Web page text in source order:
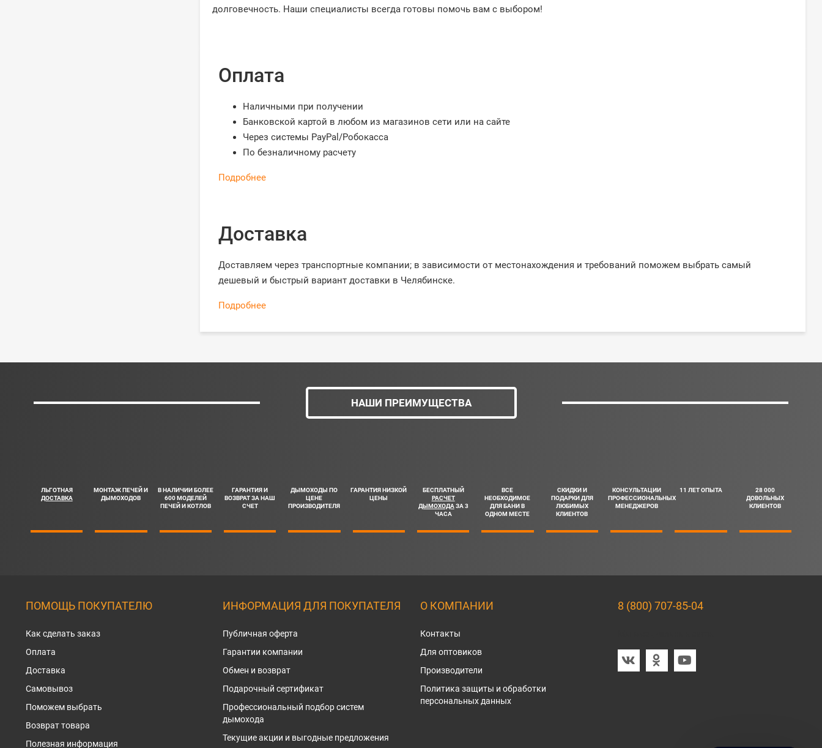
долговечность. Наши специалисты всегда готовы помочь вам с выбором!
Оплата
Наличными при получении
Банковской картой в любом из магазинов сети или на сайте
Через системы PayPal/Робокасса
По безналичному расчету
Подробнее
Доставка
Доставляем через транспортные компании; в зависимости от местонахождения и требований поможем выбрать самый
дешевый и быстрый вариант доставки в Челябинске.
Подробнее
НАШИ ПРЕИМУЩЕСТВА
ЛЬГОТНАЯ
ДОСТАВКА
МОНТАЖ ПЕЧЕЙ И
ДЫМОХОДОВ
В НАЛИЧИИ БОЛЕЕ
600 МОДЕЛЕЙ
ПЕЧЕЙ И КОТЛОВ
ГАРАНТИЯ И
ВОЗВРАТ ЗА НАШ
СЧЕТ
ДЫМОХОДЫ ПО
ЦЕНЕ
ПРОИЗВОДИТЕЛЯ
ГАРАНТИЯ НИЗКОЙ
ЦЕНЫ
БЕСПЛАТНЫЙ
РАСЧЕТ
ДЫМОХОДА ЗА 3
ЧАСА
ВСЕ
НЕОБХОДИМОЕ
ДЛЯ БАНИ В
ОДНОМ МЕСТЕ
СКИДКИ И
ПОДАРКИ ДЛЯ
ЛЮБИМЫХ
КЛИЕНТОВ
КОНСУЛЬТАЦИИ
ПРОФЕССИОНАЛЬНЫХ
МЕНЕДЖЕРОВ
11 ЛЕТ ОПЫТА
28 000
ДОВОЛЬНЫХ
КЛИЕНТОВ
ПОМОЩЬ ПОКУПАТЕЛЮ
Как сделать заказ
Оплата
Доставка
Самовывоз
Поможем выбрать
Возврат товара
Полезная информация
ИНФОРМАЦИЯ ДЛЯ ПОКУПАТЕЛЯ
Публичная оферта
Гарантии компании
Обмен и возврат
Подарочный сертификат
Профессиональный подбор систем
дымохода
Текущие акции и выгодные предложения
О КОМПАНИИ
Контакты
Для оптовиков
Производители
Политика защиты и обработки
персональных данных
8 (800) 707-85-04